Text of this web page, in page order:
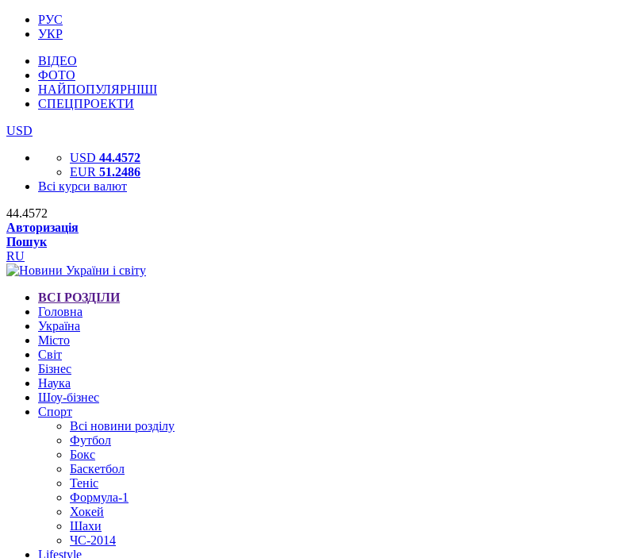
РУС
УКР
ВІДЕО
ФОТО
НАЙПОПУЛЯРНІШІ
СПЕЦПРОЕКТИ
USD
USD 44.4572
EUR 51.2486
Всі курси валют
44.4572
Авторизація
Пошук
RU
ВСІ РОЗДІЛИ
Головна
Україна
Місто
Світ
Бізнес
Наука
Шоу-бізнес
Спорт
Всі новини розділу
Футбол
Бокс
Баскетбол
Теніс
Формула-1
Хокей
Шахи
ЧС-2014
Lifestyle